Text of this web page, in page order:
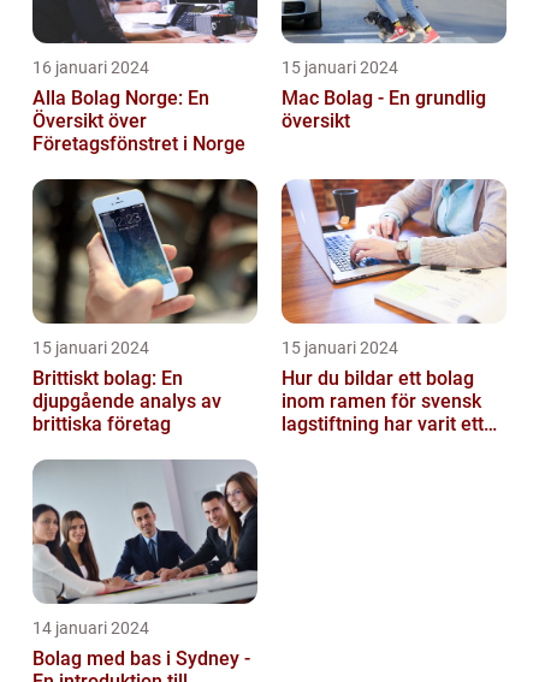
16 januari 2024
Alla Bolag Norge: En
Översikt över
Företagsfönstret i Norge
15 januari 2024
Mac Bolag - En grundlig
översikt
15 januari 2024
Brittiskt bolag: En
djupgående analys av
brittiska företag
15 januari 2024
Hur du bildar ett bolag
inom ramen för svensk
lagstiftning har varit ett
14 januari 2024
Bolag med bas i Sydney -